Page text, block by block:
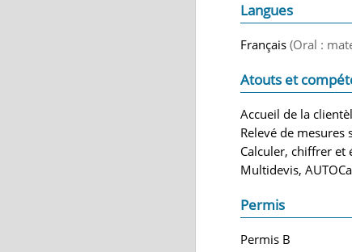
Langues
Français (Oral :
Atouts et
Accueil de la
Relevé de
Calculer, chiffrer et
Multidevis,
Permis
Permis B